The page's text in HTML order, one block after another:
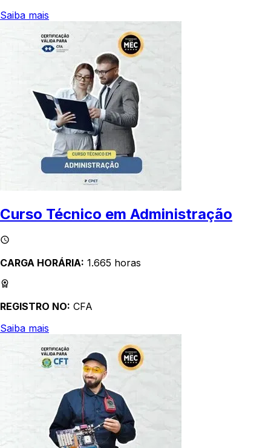
Saiba mais
Curso Técnico em Administração
CARGA HORÁRIA: 1.665 horas
REGISTRO NO: CFA
Saiba mais